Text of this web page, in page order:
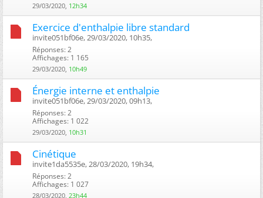
29/03/2020, 12h34
Exercice d'enthalpie libre standard
invite051bf06e, 29/03/2020, 10h35, ‎
Réponses: 2
Affichages: 1 165
29/03/2020, 10h49
Énergie interne et enthalpie
invite051bf06e, 29/03/2020, 09h13, ‎
Réponses: 2
Affichages: 1 022
29/03/2020, 10h31
Cinétique
invite1da5535e, 28/03/2020, 19h34, ‎
Réponses: 2
Affichages: 1 027
28/03/2020, 23h44